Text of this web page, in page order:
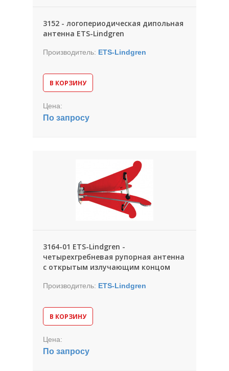
3152 - логопериодическая дипольная
антенна ETS-Lindgren
Производитель: ETS-Lindgren
В КОРЗИНУ
Цена:
По запросу
3164-01 ETS-Lindgren -
четырехгребневая рупорная антенна
с открытым излучающим концом
Производитель: ETS-Lindgren
В КОРЗИНУ
Цена:
По запросу